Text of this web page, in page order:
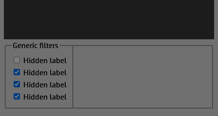
Generic filters
Hidden label
Hidden label
Hidden label
Hidden label
Generic filters
Hidden label
Hidden label
Hidden label
Hidden label